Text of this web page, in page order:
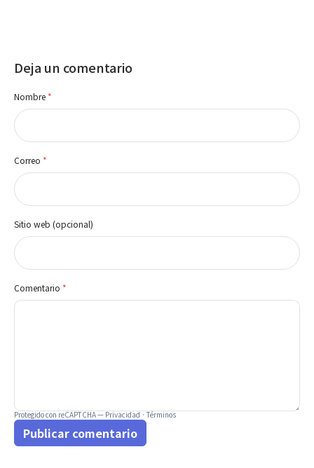
Deja un comentario
Nombre *
Correo *
Sitio web (opcional)
Comentario *
Protegido con reCAPTCHA —Privacidad·Términos
Publicar comentario